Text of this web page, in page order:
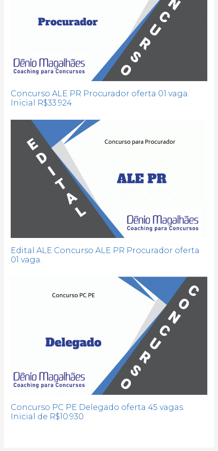
Concurso ALE PR Procurador oferta 01 vaga.
Inicial R$33.924
Edital ALE Concurso ALE PR Procurador oferta
01 vaga.
Concurso PC PE Delegado oferta 45 vagas.
Inicial de R$10.930